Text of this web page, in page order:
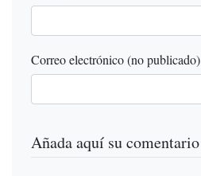
Correo electrónico (no publicado)
Añada aquí su comentario